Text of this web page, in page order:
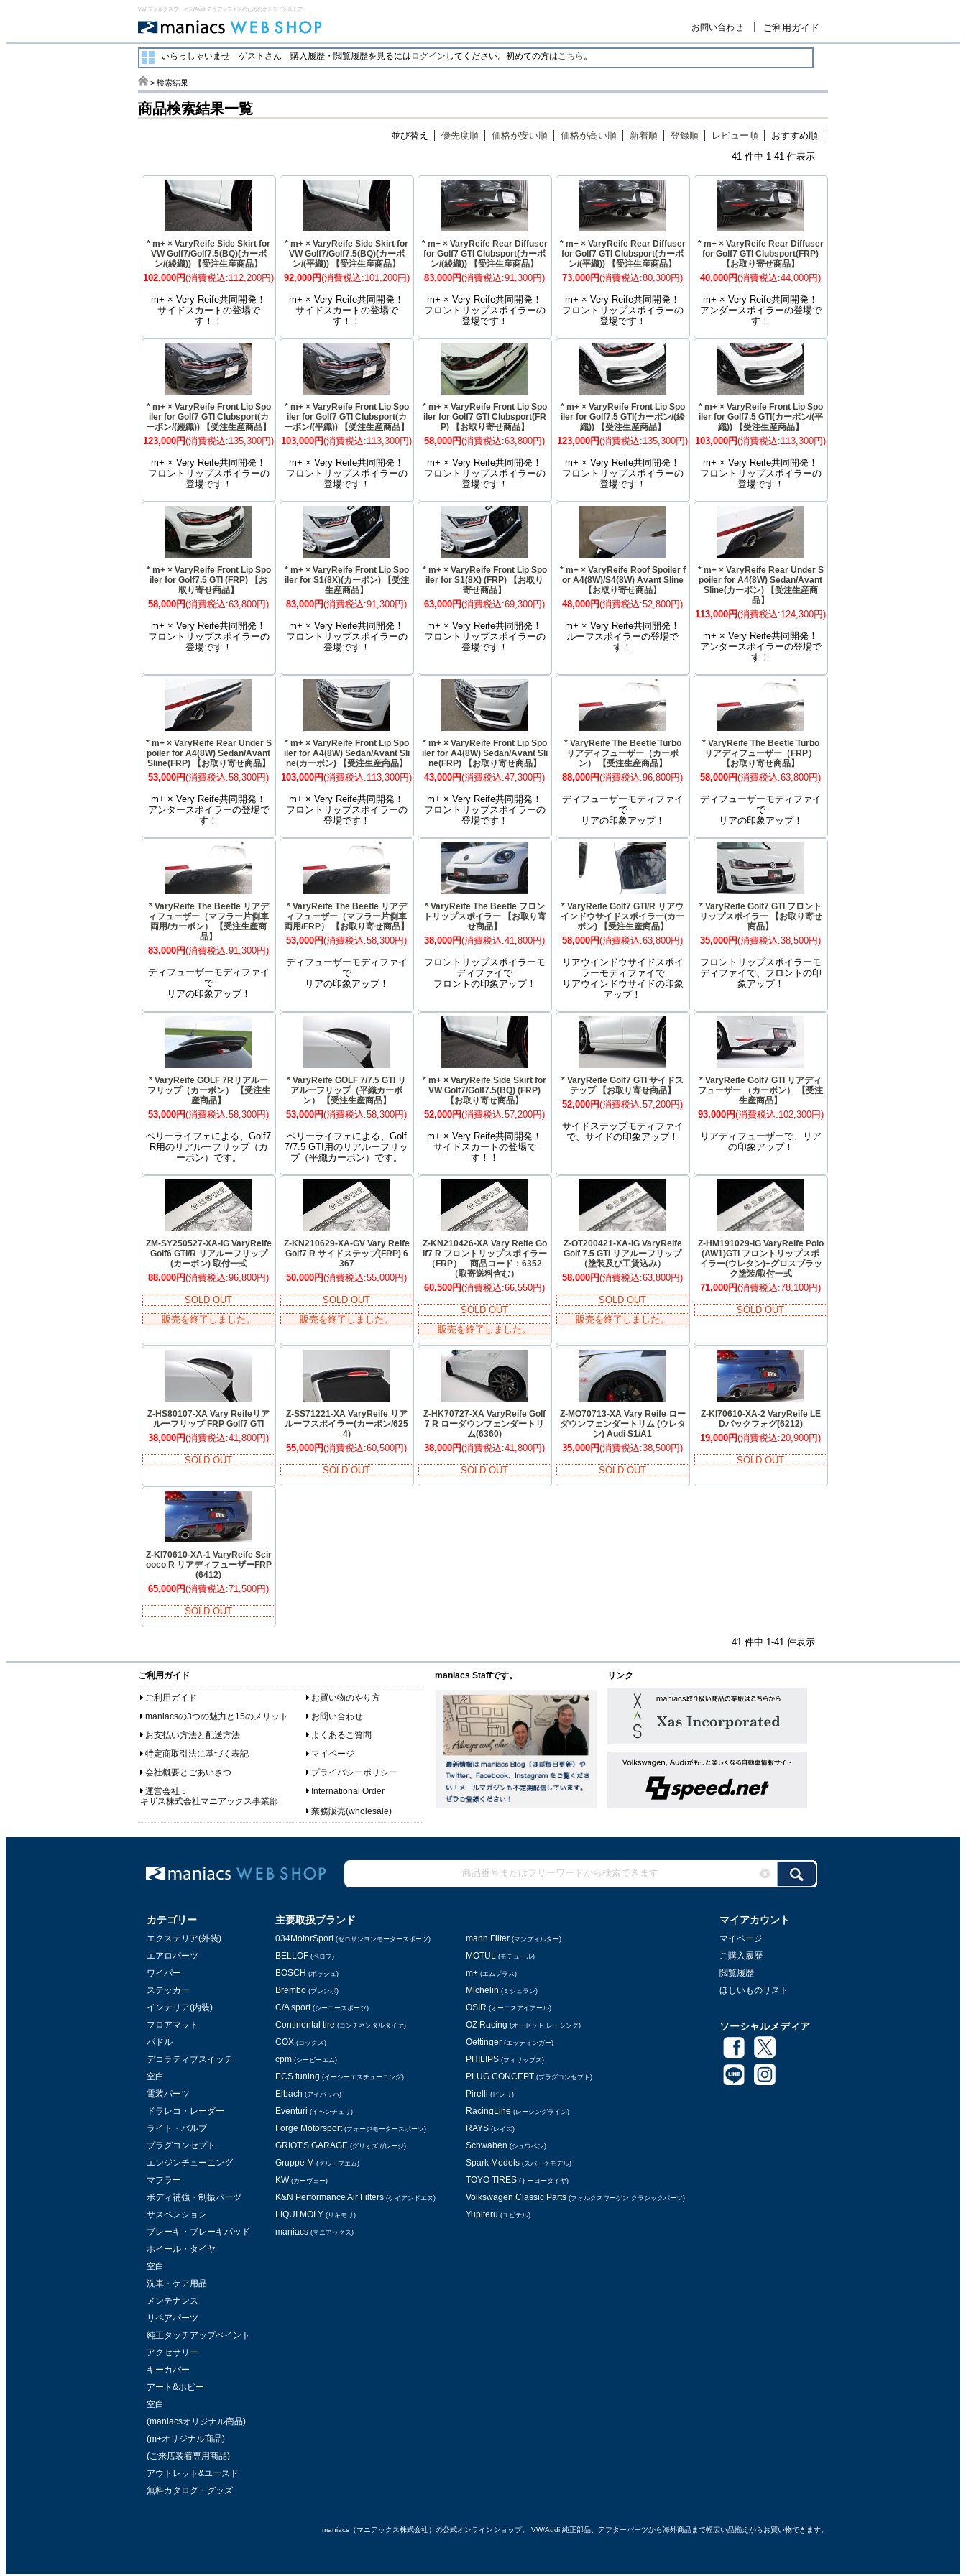
VW フォルクスワーゲン/Audi アウディファンのためのオンラインストア
お問い合わせ ご利用ガイド
いらっしゃいませ ゲストさん 購入履歴・閲覧履歴を見るには ログイン してください。初めての方はこちら 。
> 検索結果
商品検索結果一覧
並び替え 優先度順 価格が安い順 価格が高い順 新着順 登録順 レビュー順
おすすめ順
41 件中 1-41 件表示
* m+ × VaryReife Side Skirt for
VW Golf7/Golf7.5(BQ)(カーボ
ン/(綾織)) 【受注生産商品】
102,000円(消費税込:112,200円)
m+ × Very Reife共同開発！
サイドスカートの登場で
す！！
* m+ × VaryReife Side Skirt for
VW Golf7/Golf7.5(BQ)(カーボ
ン/(平織)) 【受注生産商品】
92,000円(消費税込:101,200円)
m+ × Very Reife共同開発！
サイドスカートの登場で
す！！
* m+ × VaryReife Rear Diffuser
for Golf7 GTI Clubsport(カーボ
ン/(綾織)) 【受注生産商品】
83,000円(消費税込:91,300円)
m+ × Very Reife共同開発！
フロントリップスポイラーの
登場です！
* m+ × VaryReife Rear Diffuser
for Golf7 GTI Clubsport(カーボ
ン/(平織)) 【受注生産商品】
73,000円(消費税込:80,300円)
m+ × Very Reife共同開発！
フロントリップスポイラーの
登場です！
* m+ × VaryReife Rear Diffuser
for Golf7 GTI Clubsport(FRP)
【お取り寄せ商品】
40,000円(消費税込:44,000円)
m+ × Very Reife共同開発！
アンダースポイラーの登場で
す！
* m+ × VaryReife Front Lip Spo
iler for Golf7 GTI Clubsport(カ
ーボン/(綾織)) 【受注生産商品】
123,000円(消費税込:135,300円)
m+ × Very Reife共同開発！
フロントリップスポイラーの
登場です！
* m+ × VaryReife Front Lip Spo
iler for Golf7 GTI Clubsport(カ
ーボン/(平織)) 【受注生産商品】
103,000円(消費税込:113,300円)
m+ × Very Reife共同開発！
フロントリップスポイラーの
登場です！
* m+ × VaryReife Front Lip Spo
iler for Golf7 GTI Clubsport(FR
P) 【お取り寄せ商品】
58,000円(消費税込:63,800円)
m+ × Very Reife共同開発！
フロントリップスポイラーの
登場です！
* m+ × VaryReife Front Lip Spo
iler for Golf7.5 GTI(カーボン/(綾
織)) 【受注生産商品】
123,000円(消費税込:135,300円)
m+ × Very Reife共同開発！
フロントリップスポイラーの
登場です！
* m+ × VaryReife Front Lip Spo
iler for Golf7.5 GTI(カーボン/(平
織)) 【受注生産商品】
103,000円(消費税込:113,300円)
m+ × Very Reife共同開発！
フロントリップスポイラーの
登場です！
* m+ × VaryReife Front Lip Spo
iler for Golf7.5 GTI (FRP) 【お
取り寄せ商品】
58,000円(消費税込:63,800円)
m+ × Very Reife共同開発！
フロントリップスポイラーの
登場です！
* m+ × VaryReife Front Lip Spo
iler for S1(8X)(カーボン) 【受注
生産商品】
83,000円(消費税込:91,300円)
m+ × Very Reife共同開発！
フロントリップスポイラーの
登場です！
* m+ × VaryReife Front Lip Spo
iler for S1(8X) (FRP) 【お取り
寄せ商品】
63,000円(消費税込:69,300円)
m+ × Very Reife共同開発！
フロントリップスポイラーの
登場です！
* m+ × VaryReife Roof Spoiler f
or A4(8W)/S4(8W) Avant Sline
【お取り寄せ商品】
48,000円(消費税込:52,800円)
m+ × Very Reife共同開発！
ルーフスポイラーの登場で
す！
* m+ × VaryReife Rear Under S
poiler for A4(8W) Sedan/Avant
Sline(カーボン) 【受注生産商
品】
113,000円(消費税込:124,300円)
m+ × Very Reife共同開発！
アンダースポイラーの登場で
す！
* m+ × VaryReife Rear Under S
poiler for A4(8W) Sedan/Avant
Sline(FRP) 【お取り寄せ商品】
53,000円(消費税込:58,300円)
m+ × Very Reife共同開発！
アンダースポイラーの登場で
す！
* m+ × VaryReife Front Lip Spo
iler for A4(8W) Sedan/Avant Sli
ne(カーボン) 【受注生産商品】
103,000円(消費税込:113,300円)
m+ × Very Reife共同開発！
フロントリップスポイラーの
登場です！
* m+ × VaryReife Front Lip Spo
iler for A4(8W) Sedan/Avant Sli
ne(FRP) 【お取り寄せ商品】
43,000円(消費税込:47,300円)
m+ × Very Reife共同開発！
フロントリップスポイラーの
登場です！
* VaryReife The Beetle Turbo
リアディフューザー（カーボ
ン） 【受注生産商品】
88,000円(消費税込:96,800円)
ディフューザーモディファイ
で
リアの印象アップ！
* VaryReife The Beetle Turbo
リアディフューザー（FRP）
【お取り寄せ商品】
58,000円(消費税込:63,800円)
ディフューザーモディファイ
で
リアの印象アップ！
* VaryReife The Beetle リアデ
ィフューザー（マフラー片側車
両用/カーボン） 【受注生産商
品】
83,000円(消費税込:91,300円)
ディフューザーモディファイ
で
リアの印象アップ！
* VaryReife The Beetle リアデ
ィフューザー（マフラー片側車
両用/FRP） 【お取り寄せ商品】
53,000円(消費税込:58,300円)
ディフューザーモディファイ
で
リアの印象アップ！
* VaryReife The Beetle フロン
トリップスポイラー 【お取り寄
せ商品】
38,000円(消費税込:41,800円)
フロントリップスポイラーモ
ディファイで
フロントの印象アップ！
* VaryReife Golf7 GTI/R リアウ
インドウサイドスポイラー(カー
ボン) 【受注生産商品】
58,000円(消費税込:63,800円)
リアウインドウサイドスポイ
ラーモディファイで
リアウインドウサイドの印象
アップ！
* VaryReife Golf7 GTI フロント
リップスポイラー 【お取り寄せ
商品】
35,000円(消費税込:38,500円)
フロントリップスポイラーモ
ディファイで、フロントの印
象アップ！
* VaryReife GOLF 7Rリアルー
フリップ（カーボン） 【受注生
産商品】
53,000円(消費税込:58,300円)
ベリーライフェによる、Golf7
R用のリアルーフリップ（カ
ーボン）です。
* VaryReife GOLF 7/7.5 GTI リ
アルーフリップ（平織カーボ
ン） 【受注生産商品】
53,000円(消費税込:58,300円)
ベリーライフェによる、Golf
7/7.5 GTI用のリアルーフリッ
プ（平織カーボン）です。
* m+ × VaryReife Side Skirt for
VW Golf7/Golf7.5(BQ) (FRP)
【お取り寄せ商品】
52,000円(消費税込:57,200円)
m+ × Very Reife共同開発！
サイドスカートの登場で
す！！
* VaryReife Golf7 GTI サイドス
テップ 【お取り寄せ商品】
52,000円(消費税込:57,200円)
サイドステップモディファイ
で、サイドの印象アップ！
* VaryReife Golf7 GTI リアディ
フューザー （カーボン） 【受注
生産商品】
93,000円(消費税込:102,300円)
リアディフューザーで、リア
の印象アップ！
ZM-SY250527-XA-IG VaryReife
Golf6 GTI/R リアルーフリップ
(カーボン) 取付一式
88,000円(消費税込:96,800円)
SOLD OUT
販売を終了しました。
Z-KN210629-XA-GV Vary Reife
Golf7 R サイドステップ(FRP) 6
367
50,000円(消費税込:55,000円)
SOLD OUT
販売を終了しました。
Z-KN210426-XA Vary Reife Go
lf7 R フロントリップスポイラー
（FRP） 商品コード：6352
（取寄送料含む）
60,500円(消費税込:66,550円)
SOLD OUT
販売を終了しました。
Z-OT200421-XA-IG VaryReife
Golf 7.5 GTI リアルーフリップ
（塗装及び工賃込み）
58,000円(消費税込:63,800円)
SOLD OUT
販売を終了しました。
Z-HM191029-IG VaryReife Polo
(AW1)GTI フロントリップスポ
イラー(ウレタン)+グロスブラッ
ク塗装/取付一式
71,000円(消費税込:78,100円)
SOLD OUT
Z-HS80107-XA Vary Reifeリア
ルーフリップ FRP Golf7 GTI
38,000円(消費税込:41,800円)
SOLD OUT
Z-SS71221-XA VaryReife リア
ルーフスポイラー(カーボン/625
4)
55,000円(消費税込:60,500円)
SOLD OUT
Z-HK70727-XA VaryReife Golf
7 R ローダウンフェンダートリ
ム(6360)
38,000円(消費税込:41,800円)
SOLD OUT
Z-MO70713-XA Vary Reife ロー
ダウンフェンダートリム (ウレタ
ン) Audi S1/A1
35,000円(消費税込:38,500円)
SOLD OUT
Z-KI70610-XA-2 VaryReife LE
Dバックフォグ(6212)
19,000円(消費税込:20,900円)
SOLD OUT
Z-KI70610-XA-1 VaryReife Scir
ooco R リアディフューザーFRP
(6412)
65,000円(消費税込:71,500円)
SOLD OUT
41 件中 1-41 件表示
ご利用ガイド
ご利用ガイド
お買い物のやり方
maniacsの3つの魅力と15のメリット
お問い合わせ
お支払い方法と配送方法
よくあるご質問
特定商取引法に基づく表記
マイページ
会社概要とごあいさつ
プライバシーポリシー
運営会社：
キザス株式会社マニアックス事業部
International Order
業務販売(wholesale)
maniacs Staffです。 リンク
カテゴリー
エクステリア(外装)
エアロパーツ
ワイパー
ステッカー
インテリア(内装)
フロアマット
パドル
デコラティブスイッチ
空白
電装パーツ
ドラレコ・レーダー
ライト・バルブ
プラグコンセプト
エンジンチューニング
マフラー
ボディ補強・制振パーツ
サスペンション
ブレーキ・ブレーキパッド
ホイール・タイヤ
空白
洗車・ケア用品
メンテナンス
リペアパーツ
純正タッチアップペイント
アクセサリー
キーカバー
アート&ホビー
空白
(maniacsオリジナル商品)
(m+オリジナル商品)
(ご来店装着専用商品)
アウトレット&ユーズド
無料カタログ・グッズ
主要取扱ブランド
034MotorSport (ゼロサンヨンモータースポーツ)
BELLOF (ベロフ)
BOSCH (ボッシュ)
Brembo (ブレンボ)
C/A sport (シーエースポーツ)
Continental tire (コンチネンタルタイヤ)
COX (コックス)
cpm (シービーエム)
ECS tuning (イーシーエスチューニング)
Eibach (アイバッハ)
Eventuri (イベンチュリ)
Forge Motorsport (フォージモータースポーツ)
GRIOT'S GARAGE (グリオズガレージ)
Gruppe M (グループエム)
KW (カーヴェー)
K&N Performance Air Filters (ケイアンドエヌ)
LIQUI MOLY (リキモリ)
maniacs (マニアックス)
mann Filter (マンフィルター)
MOTUL (モチュール)
m+ (エムプラス)
Michelin (ミシュラン)
OSIR (オーエスアイアール)
OZ Racing (オーゼット レーシング)
Oettinger (エッティンガー)
PHILIPS (フィリップス)
PLUG CONCEPT (プラグコンセプト)
Pirelli (ピレリ)
RacingLine (レーシングライン)
RAYS (レイズ)
Schwaben (シュワベン)
Spark Models (スパークモデル)
TOYO TIRES (トーヨータイヤ)
Volkswagen Classic Parts (フォルクスワーゲン クラシックパーツ)
Yupiteru (ユピテル)
マイアカウント
マイページ
ご購入履歴
閲覧履歴
ほしいものリスト
ソーシャルメディア
maniacs（マニアックス株式会社）の公式オンラインショップ。 VW/Audi 純正部品、アフターパーツから海外商品まで幅広い品揃えからお買い物できます。